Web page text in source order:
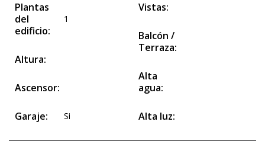
Plantas
del
edificio:
1
Altura:
Ascensor:
Garaje: Si
Vistas:
Balcón /
Terraza:
Alta
agua:
Alta luz: